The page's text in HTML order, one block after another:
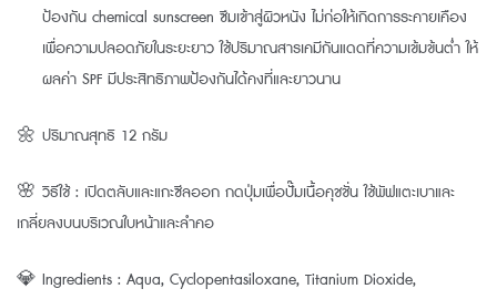
ป้องกัน chemical sunscreen ซึมเข้าสู่ผิวหนัง ไม่ก่อให้เกิดการระคายเคือง
เพื่อความปลอดภัยในระยะยาว ใช้ปริมาณสารเคมีกันแดดที่ความเข้มข้นต่ำ ให้
ผลค่า SPF มีประสิทธิภาพป้องกันได้คงที่และยาวนาน
🌼 ปริมาณสุทธิ 12 กรัม
🌸 วิธีใช้ : เปิดตลับและแกะซีลออก กดปุ่มเพื่อปั๊มเนื้อคุชชั่น ใช้พัฟแตะเบาและ
เกลี่ยลงบนบริเวณใบหน้าและลำคอ
💎 Ingredients : Aqua, Cyclopentasiloxane, Titanium Dioxide,